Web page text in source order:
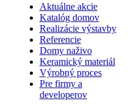
Aktuálne akcie
Katalóg domov
Realizácie výstavby
Referencie
Domy naživo
Keramický materiál
Výrobný proces
Pre firmy a
developerov